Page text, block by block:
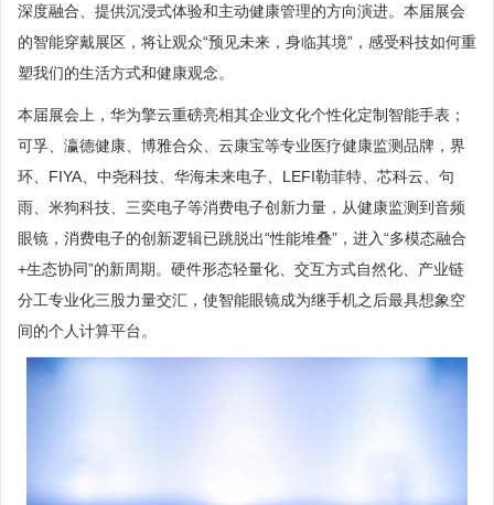
深度融合、提供沉浸式体验和主动健康管理的方向演进。本届展会
的智能穿戴展区，将让观众“预见未来，身临其境”，感受科技如何重
塑我们的生活方式和健康观念。
本届展会上，华为擎云重磅亮相其企业文化个性化定制智能手表；
可孚、瀛德健康、博雅合众、云康宝等专业医疗健康监测品牌，界
环、FIYA、中尧科技、华海未来电子、LEFI勒菲特、芯科云、句
雨、米狗科技、三奕电子等消费电子创新力量，从健康监测到音频
眼镜，消费电子的创新逻辑已跳脱出“性能堆叠”，进入“多模态融合
+生态协同”的新周期。硬件形态轻量化、交互方式自然化、产业链
分工专业化三股力量交汇，使智能眼镜成为继手机之后最具想象空
间的个人计算平台。